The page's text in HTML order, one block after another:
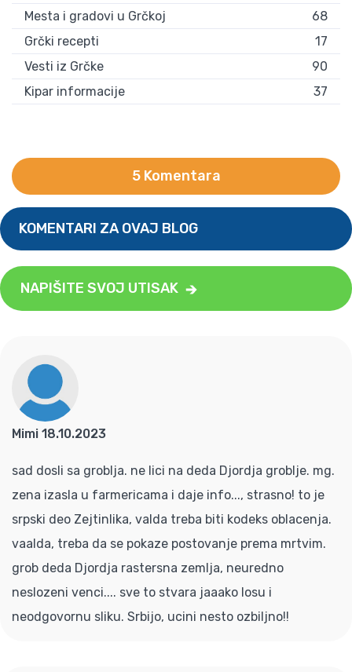
Mesta i gradovi u Grčkoj
68
Grčki recepti
17
Vesti iz Grčke
90
Kipar informacije
37
5 Komentara
KOMENTARI ZA OVAJ BLOG
NAPIŠITE SVOJ UTISAK
Mimi 18.10.2023
sad dosli sa groblja. ne lici na deda Djordja groblje. mg.
zena izasla u farmericama i daje info..., strasno! to je
srpski deo Zejtinlika, valda treba biti kodeks oblacenja.
vaalda, treba da se pokaze postovanje prema mrtvim.
grob deda Djordja rastersna zemlja, neuredno
neslozeni venci.... sve to stvara jaaako losu i
neodgovornu sliku. Srbijo, ucini nesto ozbiljno!!